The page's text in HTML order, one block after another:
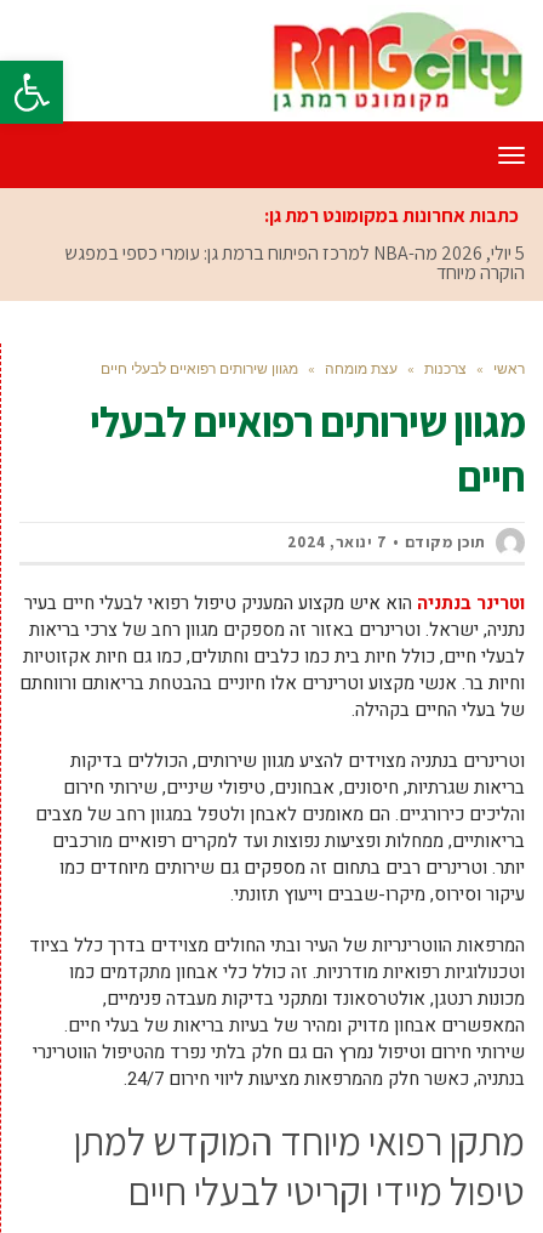
פתח
תפריט
כתבות אחרונות במקומונט רמת גן:
5 יולי, 2026
מה-NBA למרכז הפיתוח ברמת גן: עומרי כספי במפגש
הוקרה מיוחד
ראשי » צרכנות » עצת מומחה » מגוון שירותים רפואיים לבעלי חיים
מגוון שירותים רפואיים לבעלי
חיים
תוכן מקודם 7 ינואר, 2024
וטרינר בנתניה הוא איש מקצוע המעניק טיפול רפואי לבעלי חיים בעיר
נתניה, ישראל. וטרינרים באזור זה מספקים מגוון רחב של צרכי בריאות
לבעלי חיים, כולל חיות בית כמו כלבים וחתולים, כמו גם חיות אקזוטיות
וחיות בר. אנשי מקצוע וטרינרים אלו חיוניים בהבטחת בריאותם ורווחתם
של בעלי החיים בקהילה.
וטרינרים בנתניה מצוידים להציע מגוון שירותים, הכוללים בדיקות
בריאות שגרתיות, חיסונים, אבחונים, טיפולי שיניים, שירותי חירום
והליכים כירורגיים. הם מאומנים לאבחן ולטפל במגוון רחב של מצבים
בריאותיים, ממחלות ופציעות נפוצות ועד למקרים רפואיים מורכבים
יותר. וטרינרים רבים בתחום זה מספקים גם שירותים מיוחדים כמו
עיקור וסירוס, מיקרו-שבבים וייעוץ תזונתי.
המרפאות הווטרינריות של העיר ובתי החולים מצוידים בדרך כלל בציוד
וטכנולוגיות רפואיות מודרניות. זה כולל כלי אבחון מתקדמים כמו
מכונות רנטגן, אולטרסאונד ומתקני בדיקות מעבדה פנימיים,
המאפשרים אבחון מדויק ומהיר של בעיות בריאות של בעלי חיים.
שירותי חירום וטיפול נמרץ הם גם חלק בלתי נפרד מהטיפול הווטרינרי
בנתניה, כאשר חלק מהמרפאות מציעות ליווי חירום 24/7.
מתקן רפואי מיוחד המוקדש למתן
טיפול מיידי וקריטי לבעלי חיים